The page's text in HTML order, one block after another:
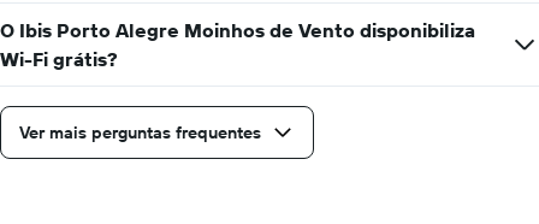
O Ibis Porto Alegre Moinhos de Vento disponibiliza
Wi-Fi grátis?
Ver mais perguntas frequentes